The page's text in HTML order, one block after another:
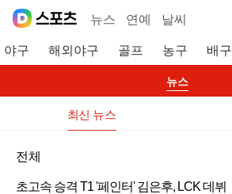
뉴스 연예 날씨
야구 해외야구 골프 농구 배구
뉴스
최신 뉴스
전체
초고속 승격 T1 '페인터' 김은후, LCK 데뷔